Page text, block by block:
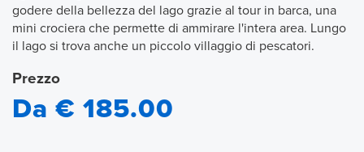
godere della bellezza del lago grazie al tour in barca, una
mini crociera che permette di ammirare l'intera area. Lungo
il lago si trova anche un piccolo villaggio di pescatori.
Prezzo
Da € 185.00